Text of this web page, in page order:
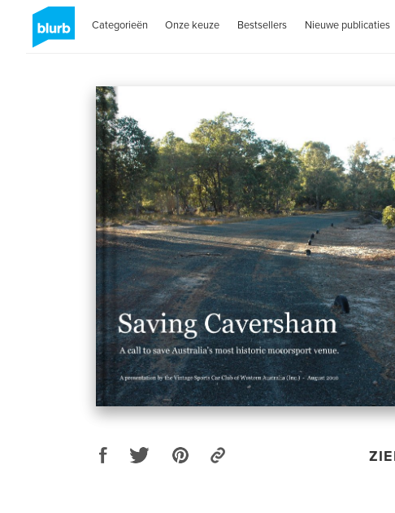
Categorieën Onze keuze Bestsellers Nieuwe publicaties